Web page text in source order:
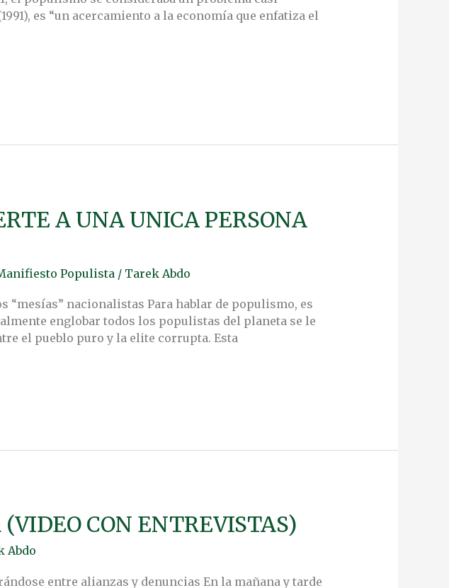
es “un acercamiento a la economía que enfatiza el
A UNA UNICA PERSONA
Populista / Tarek Abdo
nacionalistas Para hablar de populismo, es
englobar todos los populistas del planeta se le
el pueblo puro y la elite corrupta. Esta
CON ENTREVISTAS)
Abdo
entre alianzas y denuncias En la mañana y tarde